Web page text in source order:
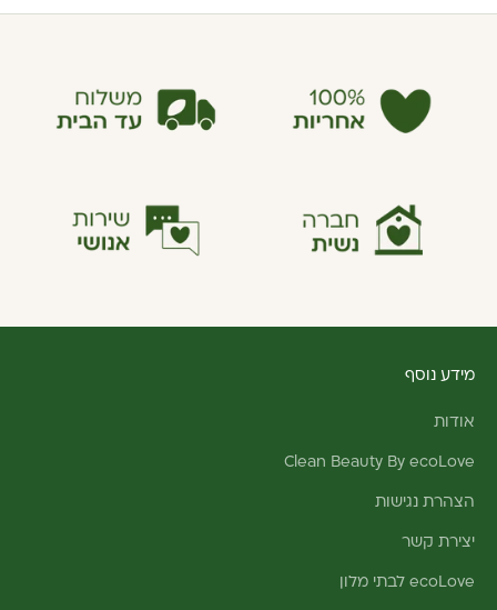
מידע נוסף
אודות
Clean Beauty By ecoLove
הצהרת נגישות
יצירת קשר
ecoLove לבתי מלון